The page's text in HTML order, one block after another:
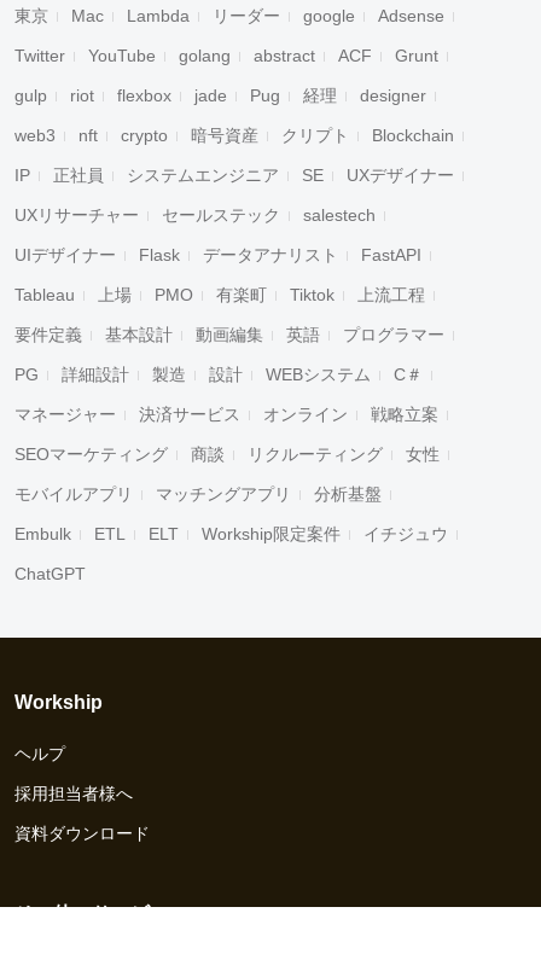
東京 Mac Lambda リーダー google Adsense
Twitter YouTube golang abstract ACF Grunt
gulp riot flexbox jade Pug 経理 designer
web3 nft crypto 暗号資産 クリプト Blockchain
IP 正社員 システムエンジニア SE UXデザイナー
UXリサーチャー セールステック salestech
UIデザイナー Flask データアナリスト FastAPI
Tableau 上場 PMO 有楽町 Tiktok 上流工程
要件定義 基本設計 動画編集 英語 プログラマー
PG 詳細設計 製造 設計 WEBシステム C＃
マネージャー 決済サービス オンライン 戦略立案
SEOマーケティング 商談 リクルーティング 女性
モバイルアプリ マッチングアプリ 分析基盤
Embulk ETL ELT Workship限定案件 イチジュウ
ChatGPT
Workship
ヘルプ
採用担当者様へ
資料ダウンロード
その他のサービス